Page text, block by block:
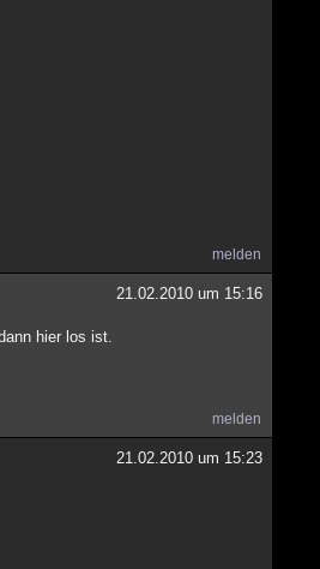
melden
21.02.2010 um 15:16
hier los ist.
melden
21.02.2010 um 15:23